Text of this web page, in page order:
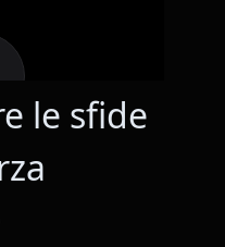
le sfide